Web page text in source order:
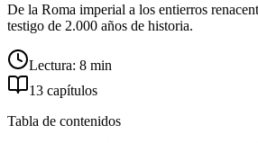
De la Roma imperial a los entierros
testigo de 2.000 años de historia.
Lectura: 8 min
13 capítulos
Tabla de contenidos